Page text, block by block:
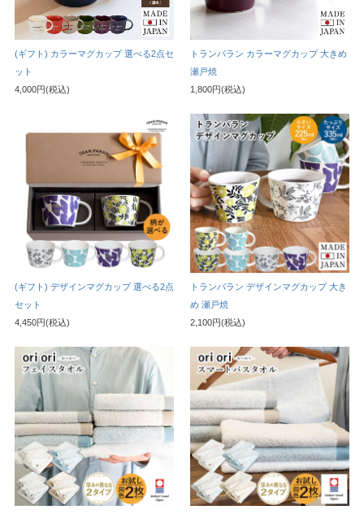
(ギフト) カラーマグカップ 選べる2点セ
ット
4,000円(税込)
トランパラン カラーマグカップ 大きめ
瀬戸焼
1,800円(税込)
(ギフト) デザインマグカップ 選べる2点
セット
4,450円(税込)
トランパラン デザインマグカップ 大き
め 瀬戸焼
2,100円(税込)